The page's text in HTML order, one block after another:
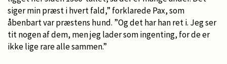
siger min præst i hvert fald,” forklarede Pax, som
åbenbart var præstens hund. ”Og det har han ret i. Jeg ser
tit nogen af dem, men jeg lader som ingenting, for de er
ikke lige rare alle sammen.”